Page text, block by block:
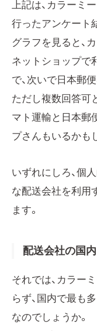
上記は、カラーミ
行ったアンケート
グラフを見ると、
ネットショップで
で、次いで日本郵
ただし複数回答可
マト運輸と日本郵
プさんもいるかも
いずれにしろ、個
な配送会社を利用
ます。
配送会社の国
それでは、カラー
らず、国内で最も
なのでしょうか。